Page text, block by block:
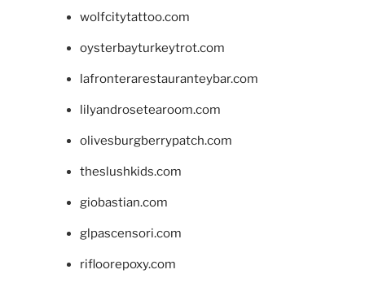
wolfcitytattoo.com
oysterbayturkeytrot.com
lafronterarestauranteybar.com
lilyandrosetearoom.com
olivesburgberrypatch.com
theslushkids.com
giobastian.com
glpascensori.com
rifloorepoxy.com